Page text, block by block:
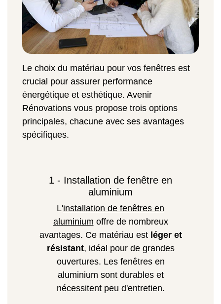
Le choix du matériau pour vos fenêtres est
crucial pour assurer performance
énergétique et esthétique. Avenir
Rénovations vous propose trois options
principales, chacune avec ses avantages
spécifiques.
1 - Installation de fenêtre en
aluminium
L'installation de fenêtres en
aluminium offre de nombreux
avantages. Ce matériau est léger et
résistant, idéal pour de grandes
ouvertures. Les fenêtres en
aluminium sont durables et
nécessitent peu d'entretien.